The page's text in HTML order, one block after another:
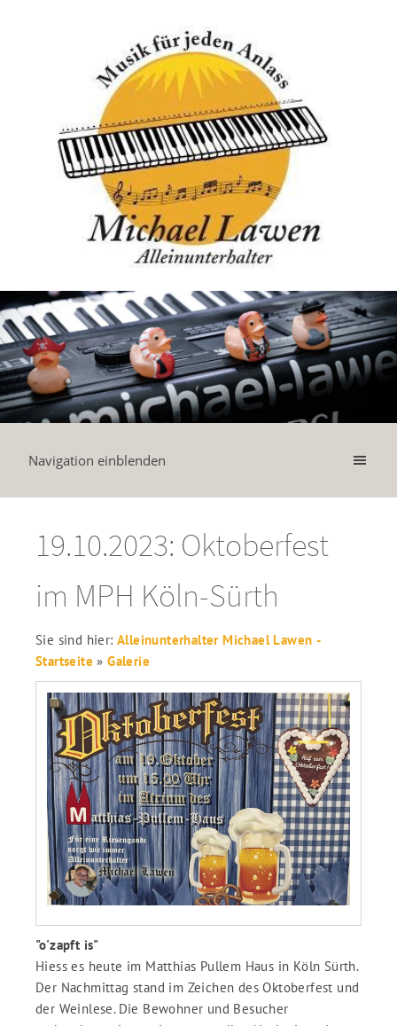
Navigation einblenden
19.10.2023: Oktoberfest
im MPH Köln-Sürth
Sie sind hier: Alleinunterhalter Michael Lawen -
Startseite »Galerie
"o'zapft is"
Hiess es heute im Matthias Pullem Haus in Köln Sürth.
Der Nachmittag stand im Zeichen des Oktoberfest und
der Weinlese. Die Bewohner und Besucher